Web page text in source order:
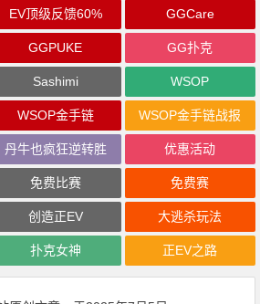
EV顶级反馈60% GGCare
GGPUKE GG扑克
Sashimi WSOP
WSOP金手链 WSOP金手链战报
丹牛也疯狂逆转胜 优惠活动
免费比赛 免费赛
创造正EV 大逃杀玩法
扑克女神 正EV之路